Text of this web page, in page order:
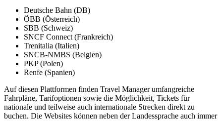
Deutsche Bahn (DB)
ÖBB (Österreich)
SBB (Schweiz)
SNCF Connect (Frankreich)
Trenitalia (Italien)
SNCB-NMBS (Belgien)
PKP (Polen)
Renfe (Spanien)
Auf diesen Plattformen finden Travel Manager umfangreiche
Fahrpläne, Tarifoptionen sowie die Möglichkeit, Tickets für
nationale und teilweise auch internationale Strecken direkt zu
buchen. Die Websites können neben der Landessprache auch immer